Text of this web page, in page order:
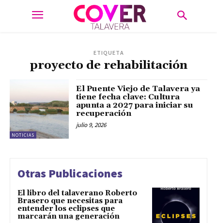
ETIQUETA
proyecto de rehabilitación
NOTICIAS
El Puente Viejo de Talavera ya
tiene fecha clave: Cultura
apunta a 2027 para iniciar su
recuperación
julio 9, 2026
Otras Publicaciones
El libro del talaverano Roberto
Brasero que necesitas para
entender los eclipses que
marcarán una generación